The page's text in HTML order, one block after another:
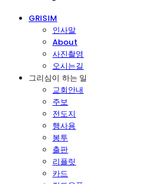
GRISIM
인사말
About
사진촬영
오시는길
그리심이 하는 일
교회안내
주보
전도지
행사용
봉투
출판
리플릿
카드